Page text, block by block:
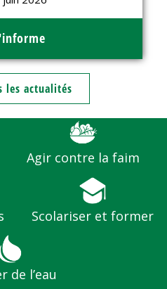
les actualités
Agir contre la faim
Scolariser et former
de l’eau